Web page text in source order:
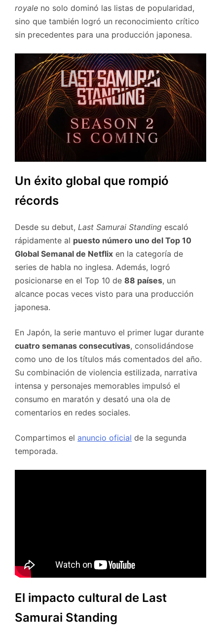
royale no solo dominó las listas de popularidad,
sino que también logró un reconocimiento crítico
sin precedentes para una producción japonesa.
Un éxito global que rompió
récords
Desde su debut, Last Samurai Standing escaló
rápidamente al puesto número uno del Top 10
Global Semanal de Netflix en la categoría de
series de habla no inglesa. Además, logró
posicionarse en el Top 10 de 88 países, un
alcance pocas veces visto para una producción
japonesa.
En Japón, la serie mantuvo el primer lugar durante
cuatro semanas consecutivas, consolidándose
como uno de los títulos más comentados del año.
Su combinación de violencia estilizada, narrativa
intensa y personajes memorables impulsó el
consumo en maratón y desató una ola de
comentarios en redes sociales.
Compartimos el anuncio oficial de la segunda
temporada.
El impacto cultural de Last
Samurai Standing